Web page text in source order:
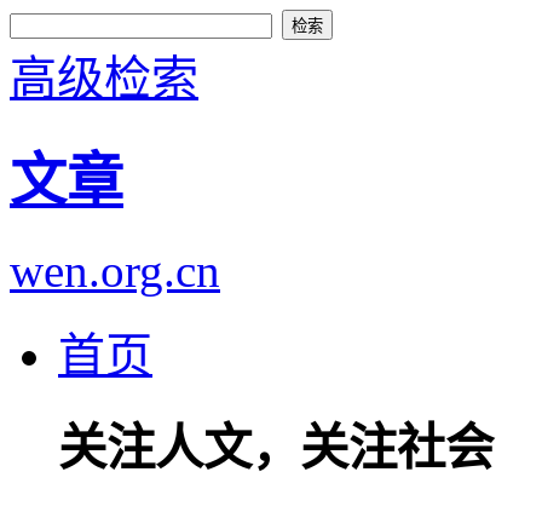
高级检索
文章
wen.org.cn
首页
关注人文，关注社会